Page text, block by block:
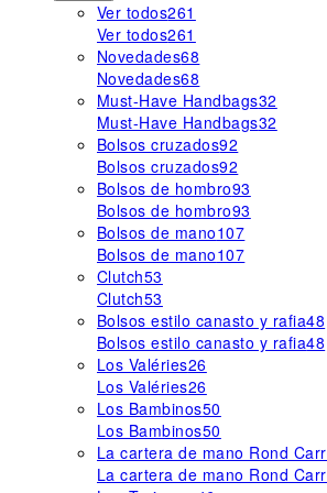
Ver todos261
Ver todos261
Novedades68
Novedades68
Must-Have Handbags32
Must-Have Handbags32
Bolsos cruzados92
Bolsos cruzados92
Bolsos de hombro93
Bolsos de hombro93
Bolsos de mano107
Bolsos de mano107
Clutch53
Clutch53
Bolsos estilo canasto y rafia48
Bolsos estilo canasto y rafia48
Los Valéries26
Los Valéries26
Los Bambinos50
Los Bambinos50
La cartera de mano Rond
La cartera de mano Rond